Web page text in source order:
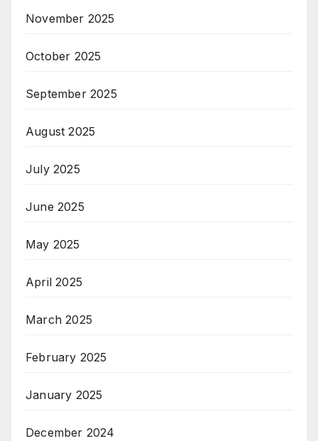
November 2025
October 2025
September 2025
August 2025
July 2025
June 2025
May 2025
April 2025
March 2025
February 2025
January 2025
December 2024